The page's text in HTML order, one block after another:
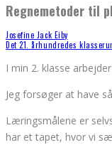
Regnemetoder til
Josefine Jack Eiby
Det 21. århundredes
I min 2. klasse
Jeg forsøger at have
Læringsmålene er
har et tapet, hvor vi